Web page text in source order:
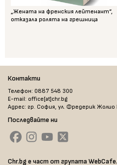
„Жената на френския лейтенант“,
отказала ролята на грешница
Контакти
Телефон: 0887 548 300
E-mail: office[at]chr.bg
Адрес: гр. София, ул. Фредерик
Последвайте ни
Chr.bg е част от групата